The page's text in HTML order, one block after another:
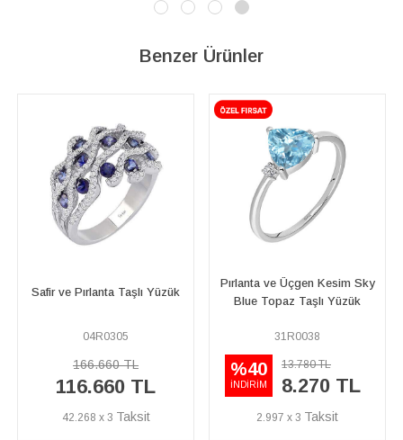
Benzer Ürünler
Blue Topaz Taşlı Yüzük
31R0038
%40
İNDİRİM
13.780 TL
8.270 TL
2.997 x 3
Pırlanta ve Kalp Turmalin
Taşlı Yüzük
17R0258
%40
İNDİRİM
29.900 TL
17.940 TL
6.500 x 3